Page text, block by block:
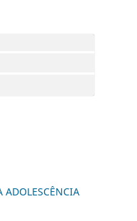
ADOLESCÊNCIA